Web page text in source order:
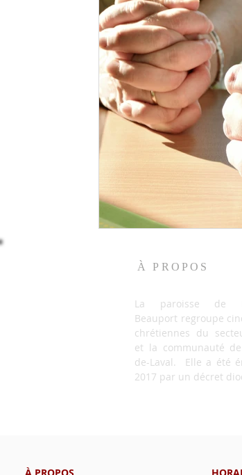
À PROPOS
La paroisse de
Beauport regroupe
chrétiennes du
et la communauté
de-Laval. Elle a été
2017 par un décret
À PROPOS